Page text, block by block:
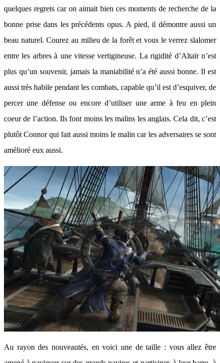
quelques regrets car on aimait bien ces moments de recherche de la
bonne prise dans les précédents opus. A pied, il démontre aussi un
beau naturel. Courez au milieu de la forêt et vous le verrez slalomer
entre les arbres à une vitesse vertigineuse. La rigidité d’Altaïr n’est
plus qu’un souvenir, jamais la maniabilité n’a été aussi bonne. Il est
aussi très habile pendant les combats, capable qu’il est d’esquiver, de
percer une défense ou encore d’utiliser une arme à feu en plein
coeur de l’action. Ils font moins les malins les anglais. Cela dit, c’est
plutôt Connor qui fait aussi moins le malin car les adversaires se sont
amélioré eux aussi.
Au rayon des nouveautés, en voici une de taille : vous allez être